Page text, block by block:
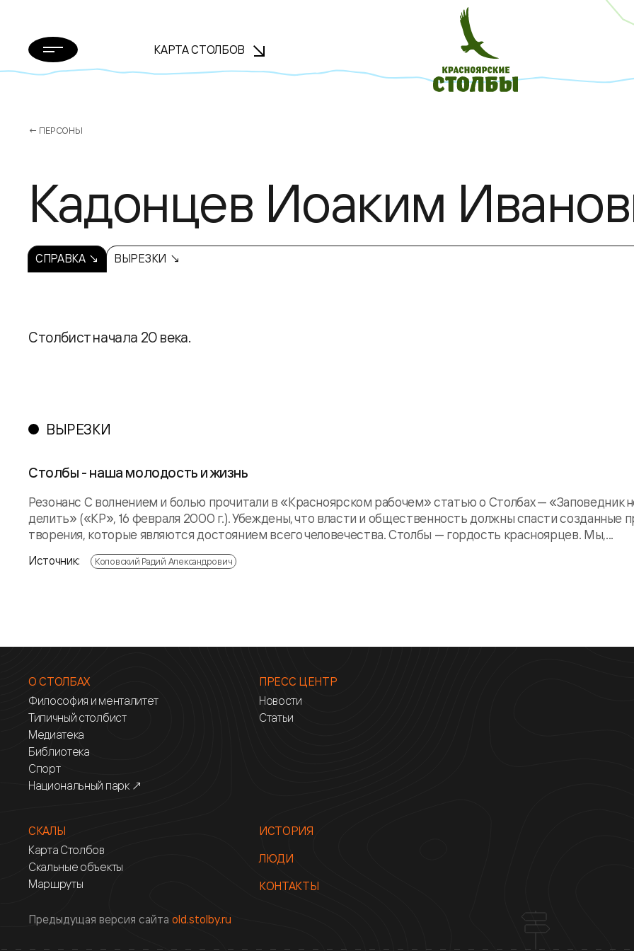
КАРТА СТОЛБОВ
← ПЕРСОНЫ
Кадонцев Иоаким
СПРАВКА ↘ ВЫРЕЗКИ ↘
Столбист начала 20 века.
ВЫРЕЗКИ
Столбы - наша молодость и жизнь
Резонанс С волнением и болью прочитали в «Красноярском рабочем» статью о Столбах — «Заповедник
делить» («КР», 16 февраля 2000 г.). Убеждены, что власти и общественность должны спасти созданные
творения, которые являются достоянием всего человечества. Столбы — гордость красноярцев. Мы,...
Источник: Коловский Радий Александрович
О СТОЛБАХ
Философия и менталитет
Типичный столбист
Медиатека
Библиотека
Спорт
Национальный парк ↗
ПРЕСС ЦЕНТР
Новости
Статьи
СКАЛЫ
Карта Столбов
Скальные объекты
Маршруты
ИСТОРИЯ
ЛЮДИ
КОНТАКТЫ
Предыдущая версия сайта old.stolby.ru